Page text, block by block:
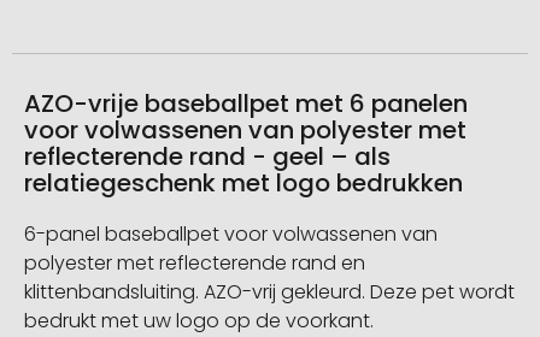
AZO-vrije baseballpet met 6 panelen
voor volwassenen van polyester met
reflecterende rand - geel – als
relatiegeschenk met logo bedrukken
6-panel baseballpet voor volwassenen van
polyester met reflecterende rand en
klittenbandsluiting. AZO-vrij gekleurd. Deze pet wordt
bedrukt met uw logo op de voorkant.